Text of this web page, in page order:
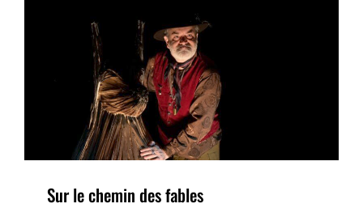
Sur le chemin des fables